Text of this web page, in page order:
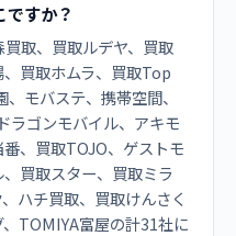
ですか？
取、買取ルデヤ、買取
買取ホムラ、買取Top
モバステ、携帯空間、
ラゴンモバイル、アキモ
、買取TOJO、ゲストモ
買取スター、買取ミラ
ハチ買取、買取けんさく
TOMIYA富屋の計31社に